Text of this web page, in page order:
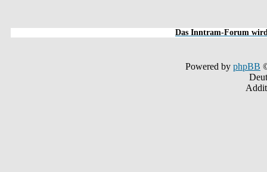
Das Inntram-Forum
Powered by phpBB